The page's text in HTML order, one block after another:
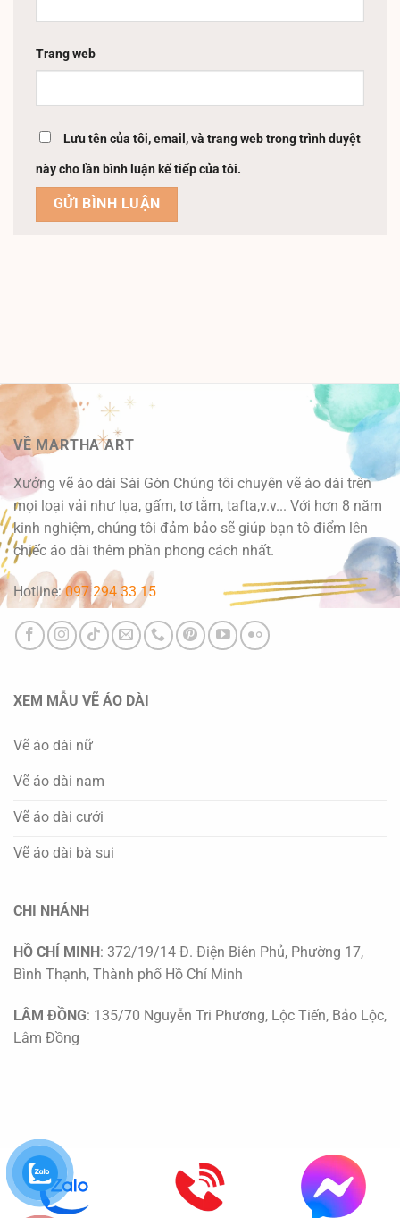
Trang web
Lưu tên của tôi, email, và trang web trong trình duyệt
này cho lần bình luận kế tiếp của tôi.
VỀ MARTHA ART
Xưởng vẽ áo dài Sài Gòn Chúng tôi chuyên vẽ áo dài trên
mọi loại vải như lụa, gấm, tơ tằm, tafta,v.v... Với hơn 8 năm
kinh nghiệm, chúng tôi đảm bảo sẽ giúp bạn tô điểm lên
chiếc áo dài thêm phần phong cách nhất.
Hotline:097 294 33 15
XEM MẪU VẼ ÁO DÀI
Vẽ áo dài nữ
Vẽ áo dài nam
Vẽ áo dài cưới
Vẽ áo dài bà sui
CHI NHÁNH
HỒ CHÍ MINH : 372/19/14 Đ. Điện Biên Phủ, Phường 17,
Bình Thạnh, Thành phố Hồ Chí Minh
LÂM ĐỒNG: 135/70 Nguyễn Tri Phương, Lộc Tiến, Bảo Lộc,
Lâm Đồng